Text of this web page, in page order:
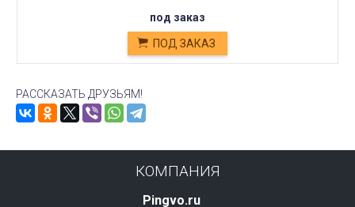
под заказ
ПОД ЗАКАЗ
РАССКАЗАТЬ ДРУЗЬЯМ!
КОМПАНИЯ
Pingvo.ru